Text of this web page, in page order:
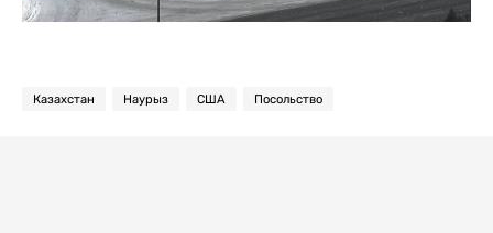
Казахстан Наурыз США Посольство